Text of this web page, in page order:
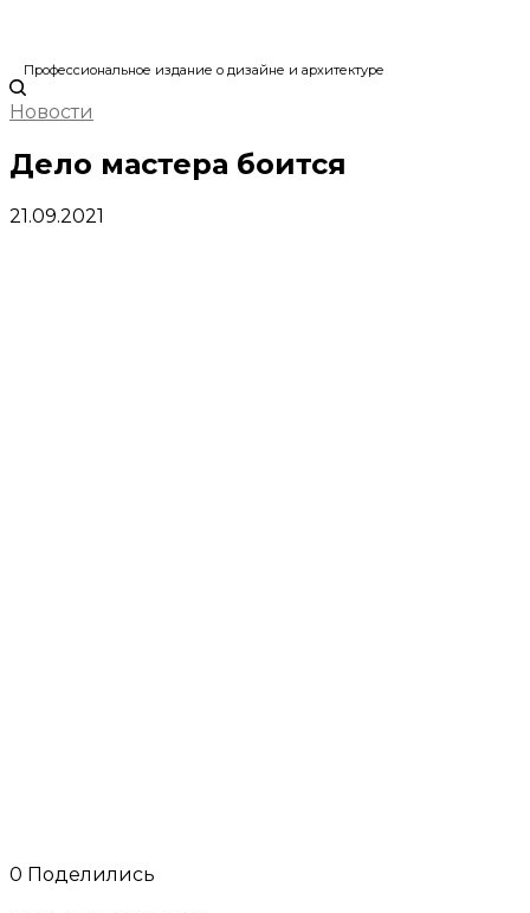
Профессиональное издание о дизайне и архитектуре
Новости
Дело мастера боится
21.09.2021
0 Поделились